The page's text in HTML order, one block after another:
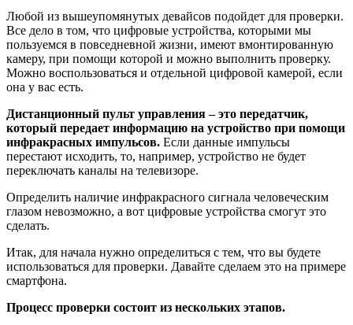
Любой из вышеупомянутых девайсов подойдет для проверки.
Все дело в том, что цифровые устройства, которыми мы
пользуемся в повседневной жизни, имеют вмонтированную
камеру, при помощи которой и можно выполнить проверку.
Можно воспользоваться и отдельной цифровой камерой, если
она у вас есть.
Дистанционный пульт управления – это передатчик,
который передает информацию на устройство при помощи
инфракрасных импульсов. Если данные импульсы
перестают исходить, то, например, устройство не будет
переключать каналы на телевизоре.
Определить наличие инфракрасного сигнала человеческим
глазом невозможно, а вот цифровые устройства смогут это
сделать.
Итак, для начала нужно определиться с тем, что вы будете
использоваться для проверки. Давайте сделаем это на примере
смартфона.
Процесс проверки состоит из нескольких этапов.